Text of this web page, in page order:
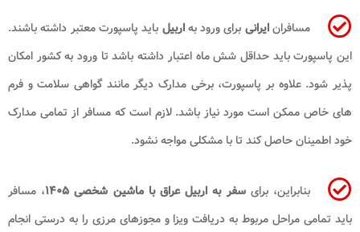
مسافرانایرانی برای ورود بهاربیل باید پاسپورت معتبر داشته باشند.
این پاسپورت باید حداقل شش ماه اعتبار داشته باشد تا ورود به کشور امکان
پذیر شود. علاوه بر پاسپورت، برخی مدارک دیگر مانند گواهی سلامت و فرم
های خاص ممکن است مورد نیاز باشد. لازم است که مسافر از تمامی مدارک
خود اطمینان حاصل کند تا با مشکلی مواجه نشود.
بنابراین، برایسفر به اربیل عراق با ماشین شخصی ۱۴۰۵
، مسافر
باید تمامی مراحل مربوط به دریافت ویزا و مجوزهای مرزی را به درستی انجام